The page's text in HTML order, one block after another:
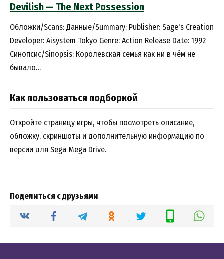
Devilish — The Next Possession
Обложки/Scans: Данные/Summary: Publisher: Sage's Creation
Developer: Aisystem Tokyo Genre: Action Release Date: 1992
Синопсис/Sinopsis: Королевская семья как ни в чём не
бывало…
Как пользоваться подборкой
Откройте страницу игры, чтобы посмотреть описание,
обложку, скриншоты и дополнительную информацию по
версии для Sega Mega Drive.
Поделиться с друзьями